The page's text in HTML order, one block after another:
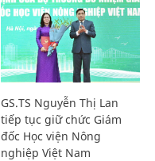
GS.TS Nguyễn Thị Lan
tiếp tục giữ chức Giám
đốc Học viện Nông
nghiệp Việt Nam